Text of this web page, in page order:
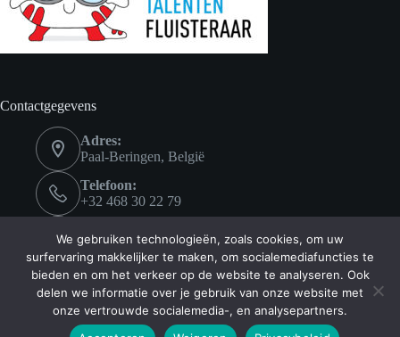
Contactgegevens
Adres:
Paal-Beringen, België
Telefoon:
+32 468 30 22 79
info@coachenflow.be
"We zijn bestemd om te stralen"
We gebruiken technologieën, zoals cookies, om uw
surfervaring makkelijker te maken, om socialemediafuncties te
bieden en om het verkeer op de website te analyseren. Ook
delen we informatie over je gebruik van onze website met
onze vertrouwde socialemedia-, en analysepartners.